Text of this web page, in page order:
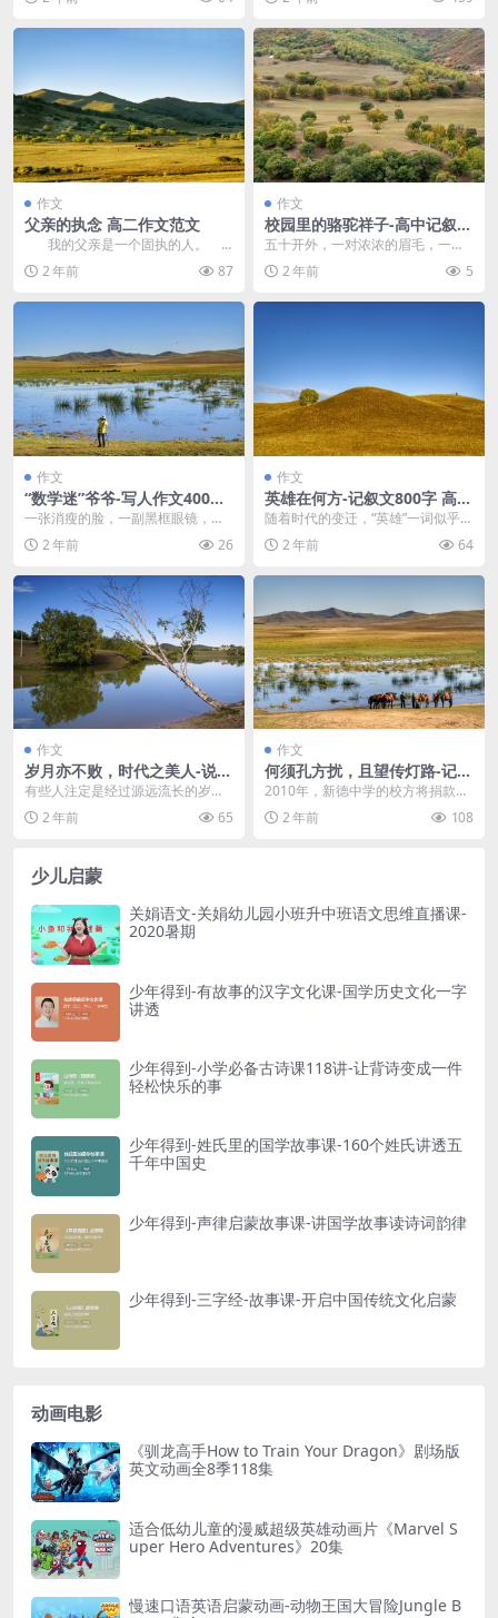
这个方面去认识，却没有...
人静的时候，去散散步...
作文
父亲的执念 高二作文范文
我的父亲是一个固执的人。
从小时候起,父亲就去很远的地方
打工,小...
2 年前 87
作文
校园里的骆驼祥子-高中记叙文
1500字 高二作文范文
五十开外，一对浓浓的眉毛，一双
锋利的眼睛炯炯有神，高挺的鼻
梁，一对大小刚好的嘴唇...
2 年前 5
作文
“数学迷”爷爷-写人作文400字
三年级作文范文
一张消瘦的脸，一副黑框眼镜，一
双深邃睿智的眼睛，他就是我的爷
爷。爷爷特别喜欢做数...
2 年前 26
作文
英雄在何方-记叙文800字 高二
作文范文
随着时代的变迁，“英雄”一词似乎淡
出了人们的视野。有人甚至说，这
是一个没有英雄只...
2 年前 64
作文
岁月亦不败，时代之美人-说明
文400字
有些人注定是经过源远流长的岁
月，在时间的长河中受过流沙的打
磨和洗礼，才能在这浑浊...
2 年前 65
作文
何须孔方扰，且望传灯路-记叙
文700字 高一作文范文
2010年，新德中学的校方将捐款给
青海玉树地震灾区的学生名单按排
名向全校公布。校...
2 年前 108
少儿启蒙
关娟语文-关娟幼儿园小班升中班语文思维直播课-
2020暑期
少年得到-有故事的汉字文化课-国学历史文化一字
讲透
少年得到-小学必备古诗课118讲-让背诗变成一件
轻松快乐的事
少年得到-姓氏里的国学故事课-160个姓氏讲透五
千年中国史
少年得到-声律启蒙故事课-讲国学故事读诗词韵律
少年得到-三字经-故事课-开启中国传统文化启蒙
动画电影
《驯龙高手How to Train Your Dragon》剧场版
英文动画全8季118集
适合低幼儿童的漫威超级英雄动画片《Marvel S
uper Hero Adventures》20集
慢速口语英语启蒙动画-动物王国大冒险Jungle B